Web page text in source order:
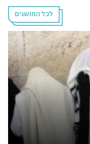
לכל המושגים